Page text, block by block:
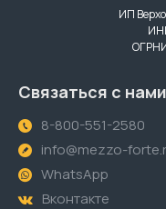
ИП
Связаться с нами
8-800-551-2580
info@mezzo-
WhatsApp
Вконтакте